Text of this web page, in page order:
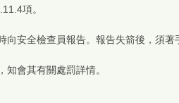
項。
安全檢查員報告。報告失箭後，須
會其有關處罰詳情。